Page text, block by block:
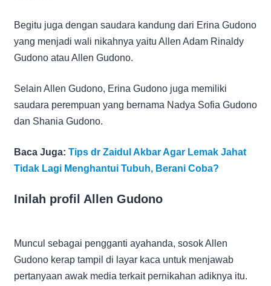
Begitu juga dengan saudara kandung dari Erina Gudono
yang menjadi wali nikahnya yaitu Allen Adam Rinaldy
Gudono atau Allen Gudono.
Selain Allen Gudono, Erina Gudono juga memiliki
saudara perempuan yang bernama Nadya Sofia Gudono
dan Shania Gudono.
Baca Juga: Tips dr Zaidul Akbar Agar Lemak Jahat
Tidak Lagi Menghantui Tubuh, Berani Coba?
Inilah profil Allen Gudono
Muncul sebagai pengganti ayahanda, sosok Allen
Gudono kerap tampil di layar kaca untuk menjawab
pertanyaan awak media terkait pernikahan adiknya itu.